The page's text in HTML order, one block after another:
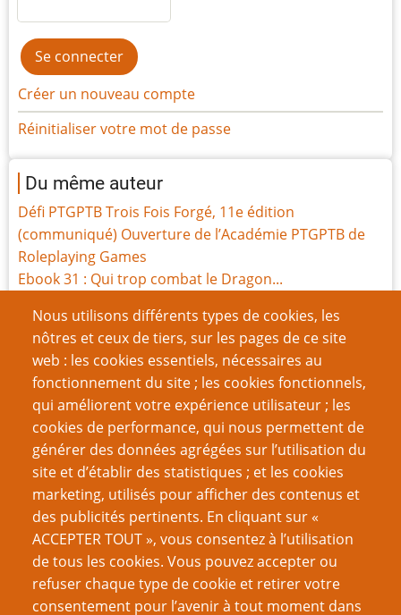
Nous utilisons différents types de cookies, les
nôtres et ceux de tiers, sur les pages de ce site
web : les cookies essentiels, nécessaires au
fonctionnement du site ; les cookies fonctionnels,
qui améliorent votre expérience utilisateur ; les
cookies de performance, qui nous permettent de
générer des données agrégées sur l’utilisation du
site et d’établir des statistiques ; et les cookies
marketing, utilisés pour afficher des contenus et
des publicités pertinents. En cliquant sur «
ACCEPTER TOUT », vous consentez à l’utilisation
de tous les cookies. Vous pouvez accepter ou
refuser chaque type de cookie et retirer votre
consentement pour l’avenir à tout moment dans
Créer un nouveau compte
Réinitialiser votre mot de passe
Du même auteur
Défi PTGPTB Trois Fois Forgé, 11e édition
(communiqué) Ouverture de l’Académie PTGPTB de
Roleplaying Games
Ebook 31 : Qui trop combat le Dragon...
Ebook 29 : Trouver des Joueurs et des Joueuses
Ebook 28 : Les visages du Dragon
Ebook 27 : 18+ ; thématiques adultes et JdR
Jouer au JdR même confiné
Ebook 25 : Souvenirs, souvenirs...
Ebook 24 : Peindre un univers fictif réaliste
Pagination 1
Page
suivante
››
VOUS AIMEREZ AUSSI
Dossier Mausritter
Rapport de mission